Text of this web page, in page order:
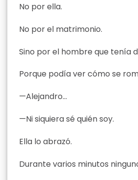
No por ella.
No por el matrimonio.
Sino por el hombre que tenía
Porque podía ver cómo se
—Alejandro…
—Ni siquiera sé quién soy.
Ella lo abrazó.
Durante varios minutos